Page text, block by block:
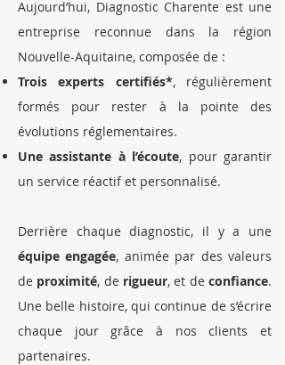
Aujourd’hui, Diagnostic Charente est une
entreprise reconnue dans la région
Nouvelle-Aquitaine, composée de :
Trois experts certifiés*, régulièrement
formés pour rester à la pointe des
évolutions réglementaires.
Une assistante à l’écoute, pour garantir
un service réactif et personnalisé.
Derrière chaque diagnostic, il y a une
équipe engagée, animée par des valeurs
de proximité, de rigueur, et deconfiance.
Une belle histoire, qui continue de s’écrire
chaque jour grâce à nos clients et
partenaires.